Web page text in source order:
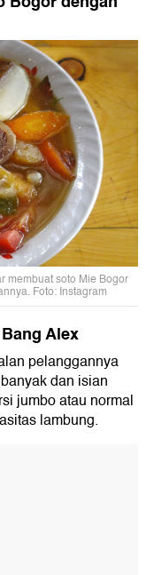
membuat soto Mie Bogor
Foto: Instagram
Alex
pelanggannya
dan isian
jumbo atau normal
lambung.